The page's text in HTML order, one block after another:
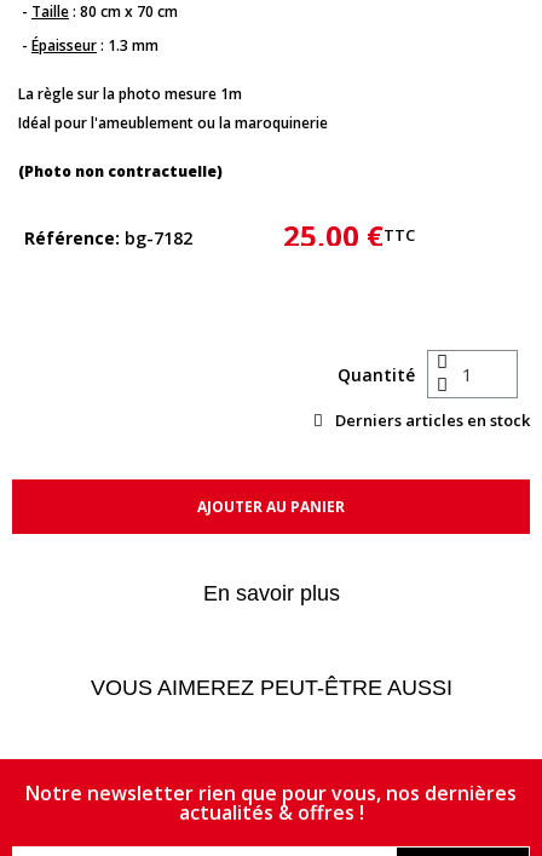
- Taille: 80 cm x 70 cm
- Épaisseur: 1.3 mm
La règle sur la photo mesure 1m
Idéal pour l'ameublement ou la maroquinerie
(Photo non contractuelle)
Référence bg-7182 25,00 €TTC
Quantité
Derniers articles en stock
AJOUTER AU PANIER
En savoir plus
VOUS AIMEREZ PEUT-ÊTRE AUSSI
Notre newsletter rien que pour vous, nos dernières
actualités & offres !